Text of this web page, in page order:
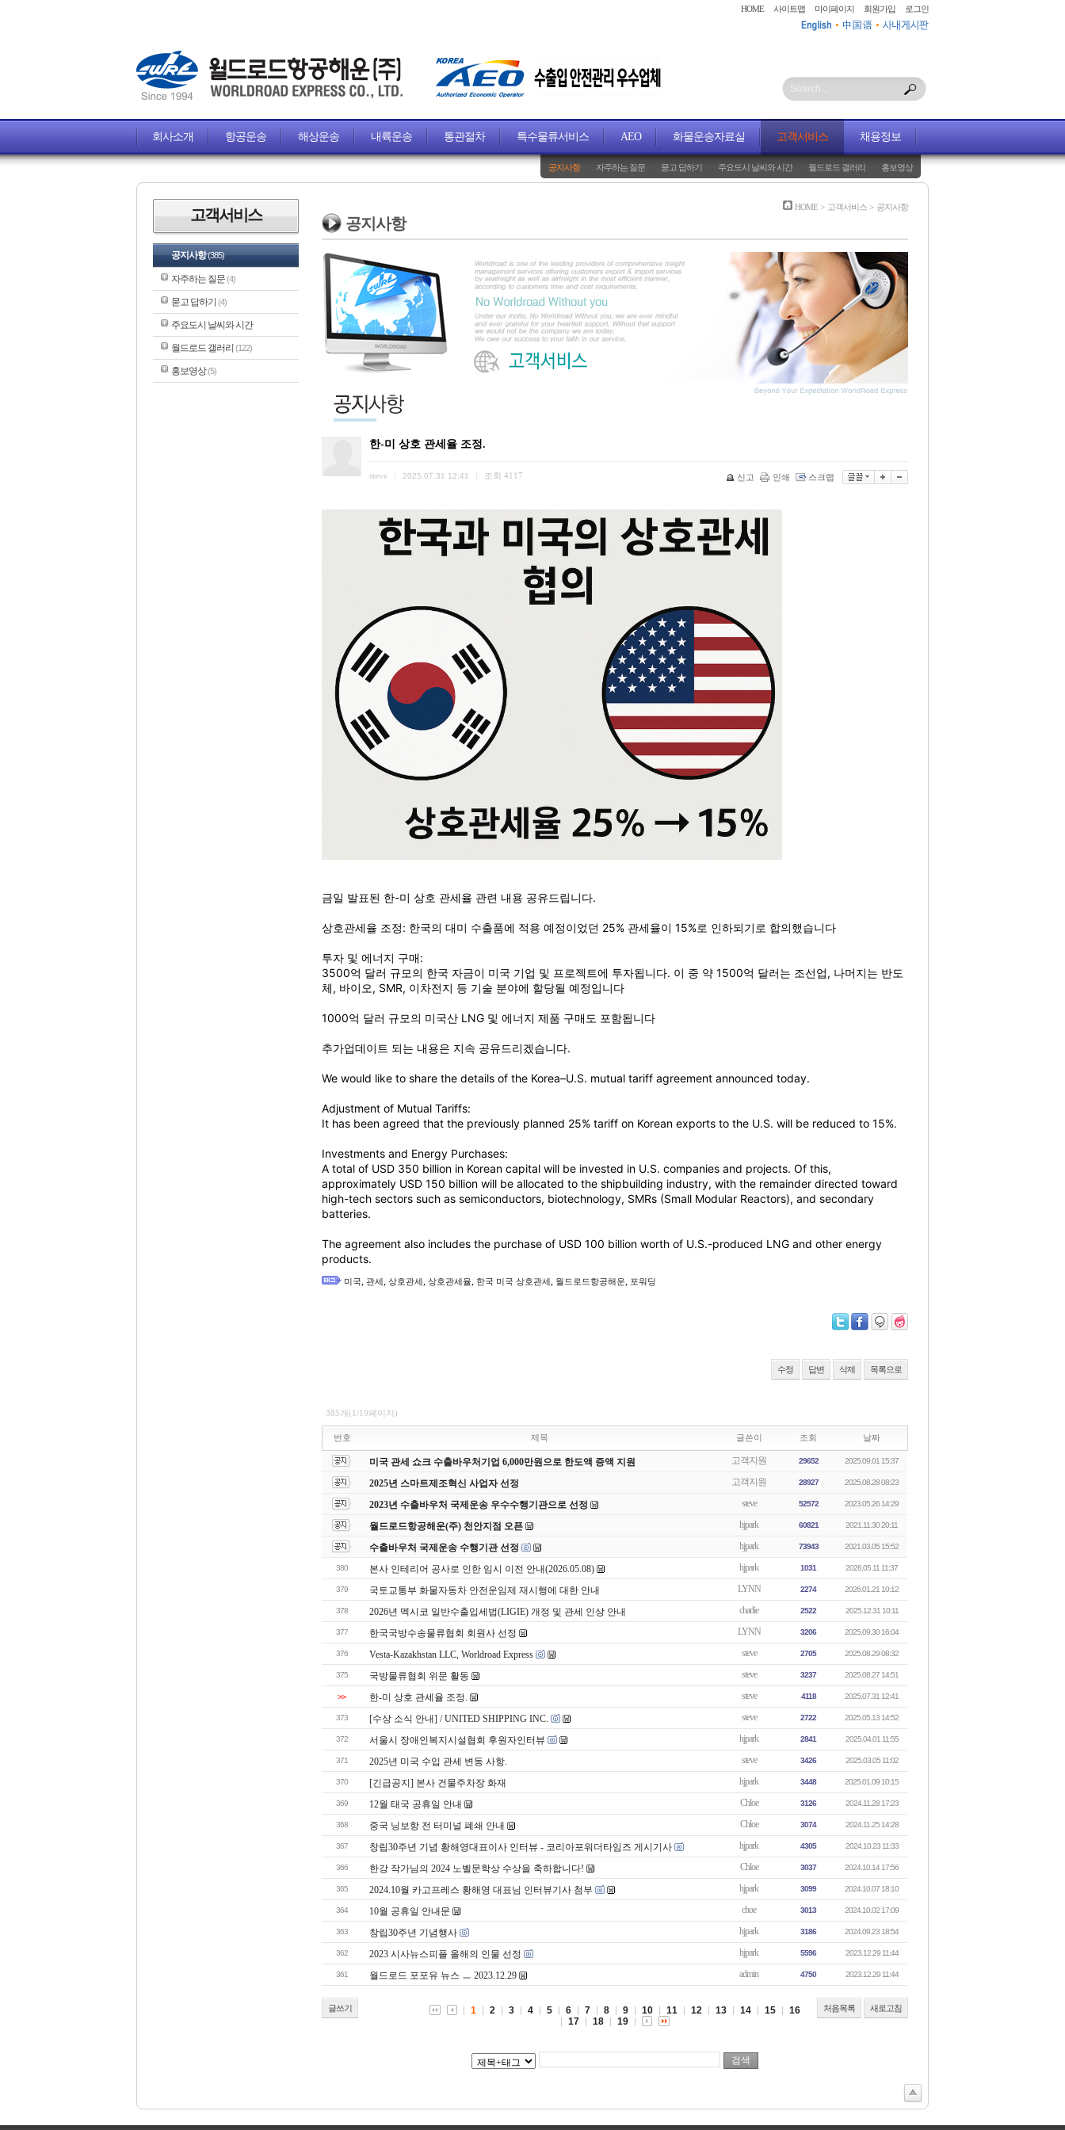
HOME 사이트맵 마이페이지 회원가입 로그인
Search...
회사소개 항공운송 해상운송 내륙운송 통관절차 특수물류서비스 AEO 화물운송자료실 고객서비스
공지사항 자주하는 질문 묻고 답하기 주요도시 날씨와 시간 월드로드 갤러리 홍보영상
채용정보
고객서비스
공지사항(385)
자주하는 질문(4)
묻고 답하기 (4)
주요도시 날씨와 시간
월드로드 갤러리 (122)
홍보영상(5)
HOME > 고객서비스 > 공지사항
공지사항
한-미 상호 관세율 조정.
steve 2025.07.31 12:41 조회 4117 신고 인쇄 스크랩
금일 발표된 한-미 상호 관세율 관련 내용 공유드립니다.
상호관세율 조정: 한국의 대미 수출품에 적용 예정이었던 25% 관세율이 15%로 인하되기로 합의했습니다
투자 및 에너지 구매:
3500억 달러 규모의 한국 자금이 미국 기업 및 프로젝트에 투자됩니다. 이 중 약 1500억 달러는 조선업, 나머지는 반도
체, 바이오, SMR, 이차전지 등 기술 분야에 할당될 예정입니다
1000억 달러 규모의 미국산 LNG 및 에너지 제품 구매도 포함됩니다
추가업데이트 되는 내용은 지속 공유드리겠습니다.
We would like to share the details of the Korea–U.S. mutual tariff agreement announced today.
Adjustment of Mutual Tariffs:
It has been agreed that the previously planned 25% tariff on Korean exports to the U.S. will be reduced to 15%.
Investments and Energy Purchases:
A total of USD 350 billion in Korean capital will be invested in U.S. companies and projects. Of this,
approximately USD 150 billion will be allocated to the shipbuilding industry, with the remainder directed toward
high-tech sectors such as semiconductors, biotechnology, SMRs (Small Modular Reactors), and secondary
batteries.
The agreement also includes the purchase of USD 100 billion worth of U.S.-produced LNG and other energy
products.
미국, 관세, 상호관세, 상호관세율, 한국 미국 상호관세, 월드로드항공해운, 포워딩
수정 답변 삭제 목록으로
385개(1/19페이지)
번호 제목 글쓴이 조회 날짜
미국 관세 쇼크 수출바우처기업 6,000만원으로 한도액 증액 지원 고객지원 29652 2025.09.01 15:37
2025년 스마트제조혁신 사업자 선정 고객지원 28927 2025.08.28 08:23
2023년 수출바우처 국제운송 우수수행기관으로 선정 steve 52572 2023.05.26 14:29
월드로드항공해운(주) 천안지점 오픈 hjpark 60821 2021.11.30 20:11
수출바우처 국제운송 수행기관 선정 hjpark 73943 2021.03.05 15:52
380 본사 인테리어 공사로 인한 임시 이전 안내(2026.05.08) hjpark 1031 2026.05.11 11:37
379 국토교통부 화물자동차 안전운임제 재시행에 대한 안내 LYNN 2274 2026.01.21 10:12
378 2026년 멕시코 일반수출입세법(LIGIE) 개정 및 관세 인상 안내 charlie 2522 2025.12.31 10:11
377 한국국방수송물류협회 회원사 선정 LYNN 3206 2025.09.30 16:04
376 Vesta-Kazakhstan LLC, Worldroad Express steve 2705 2025.08.29 08:32
375 국방물류협회 위문 활동 steve 3237 2025.08.27 14:51
>> 한-미 상호 관세율 조정. steve 4118 2025.07.31 12:41
373 [수상 소식 안내] / UNITED SHIPPING INC. steve 2722 2025.05.13 14:52
372 서울시 장애인복지시설협회 후원자인터뷰 hjpark 2841 2025.04.01 11:55
371 2025년 미국 수입 관세 변동 사항. steve 3426 2025.03.05 11:02
370 [긴급공지] 본사 건물주차장 화재 hjpark 3448 2025.01.09 10:15
369 12월 태국 공휴일 안내 Chloe 3126 2024.11.28 17:23
368 중국 닝보항 전 터미널 폐쇄 안내 Chloe 3074 2024.11.25 14:28
367 창립30주년 기념 황해영대표이사 인터뷰 - 코리아포워더타임즈 게시기사 hjpark 4305 2024.10.23 11:33
366 한강 작가님의 2024 노벨문학상 수상을 축하합니다! Chloe 3037 2024.10.14 17:56
365 2024.10월 카고프레스 황해영 대표님 인터뷰기사 첨부 hjpark 3099 2024.10.07 18:10
364 10월 공휴일 안내문 choe 3013 2024.10.02 17:09
363 창립30주년 기념행사 hjpark 3186 2024.09.23 18:54
362 2023 시사뉴스피플 올해의 인물 선정 hjpark 5596 2023.12.29 11:44
361 월드로드 포포유 뉴스 ㅡ 2023.12.29 admin 4750 2023.12.29 11:44
글쓰기 처음목록 새로고침
1 2 3 4 5 6 7 8 9 10 11 12 13 14 15
16
17
18 19